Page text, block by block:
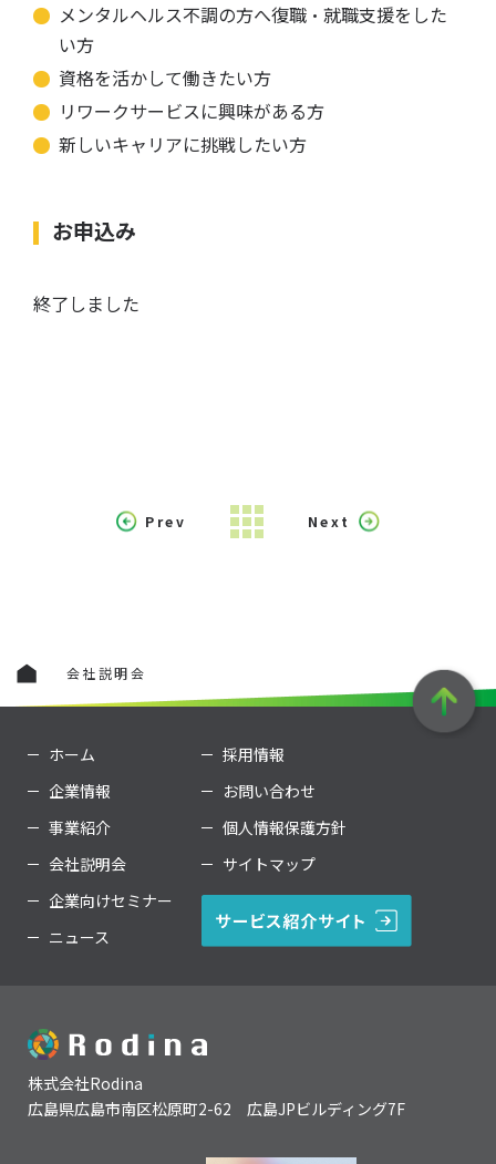
メンタルヘルス不調の方へ復職・就職支援をした
い方
資格を活かして働きたい方
リワークサービスに興味がある方
新しいキャリアに挑戦したい方
お申込み
終了しました
Prev Next
会社説明会
株式会社Rodina
広島県広島市南区松原町2-62 広島JPビルディング7F
ホーム
企業情報
事業紹介
会社説明会
企業向けセミナー
ニュース
採用情報
お問い合わせ
個人情報保護方針
サイトマップ